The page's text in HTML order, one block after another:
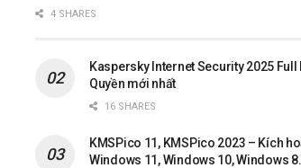
4 SHARES
Kaspersky Internet Security 2025 Full
Quyền mới nhất
16 SHARES
KMSPico 11, KMSPico 2023 – Kích
Windows 11, Windows 10, Windows